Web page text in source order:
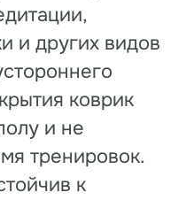
и других видов
коврик
и не
тренировок.
к